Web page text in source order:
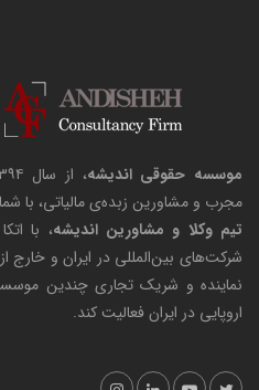
موسسه حقوقی اندیشه
مجرب و مشاورین زبده‌ی مالیاتی، با شماره ثبت
تیم وکلا و مشاورین اندیشه، با
شرکت‌های بین‌المللی در ایران و خارج
نماینده و شریک تجاری چندین
اروپایی در ایران فعالیت کند.